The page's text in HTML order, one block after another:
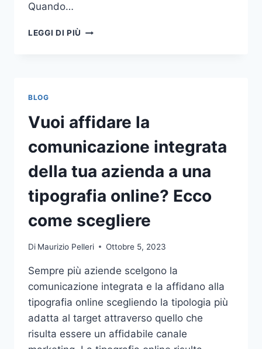
Quando…
LEGGI DI PIÙ COME
BLOG
Vuoi affidare la
comunicazione integrata
della tua azienda a una
tipografia online? Ecco
come scegliere
Di Maurizio Pelleri Ottobre 5, 2023
Sempre più aziende scelgono la
comunicazione integrata e la affidano alla
tipografia online scegliendo la tipologia più
adatta al target attraverso quello che
risulta essere un affidabile canale